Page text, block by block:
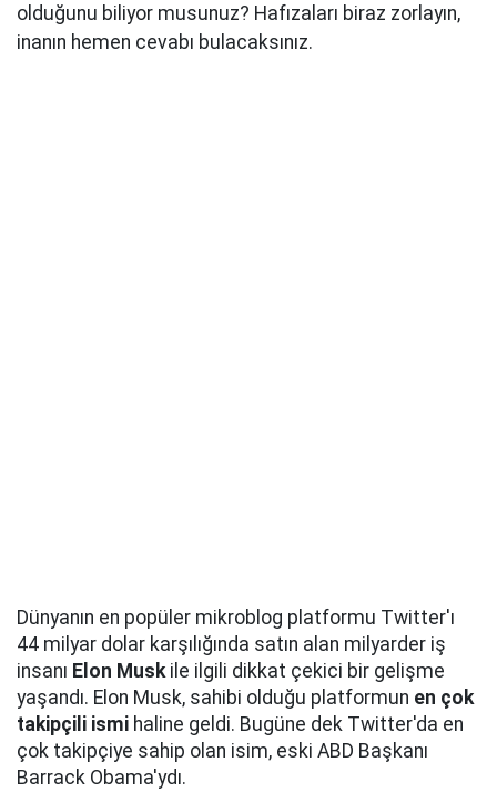
olduğunu biliyor musunuz? Hafızaları biraz zorlayın,
inanın hemen cevabı bulacaksınız.
Dünyanın en popüler mikroblog platformu Twitter'ı
44 milyar dolar karşılığında satın alan milyarder iş
insanı Elon Muskile ilgili dikkat çekici bir gelişme
yaşandı. Elon Musk, sahibi olduğu platformun en çok
takipçili ismi haline geldi. Bugüne dek Twitter'da en
çok takipçiye sahip olan isim, eski ABD Başkanı
Barrack Obama'ydı.